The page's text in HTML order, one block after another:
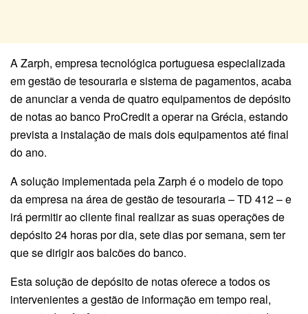
A Zarph, empresa tecnológica portuguesa especializada
em gestão de tesouraria e sistema de pagamentos, acaba
de anunciar a venda de quatro equipamentos de depósito
de notas ao banco ProCredit a operar na Grécia, estando
prevista a instalação de mais dois equipamentos até final
do ano.
A solução implementada pela Zarph é o modelo de topo
da empresa na área de gestão de tesouraria – TD 412 – e
irá permitir ao cliente final realizar as suas operações de
depósito 24 horas por dia, sete dias por semana, sem ter
que se dirigir aos balcões do banco.
Esta solução de depósito de notas oferece a todos os
intervenientes a gestão de informação em tempo real,